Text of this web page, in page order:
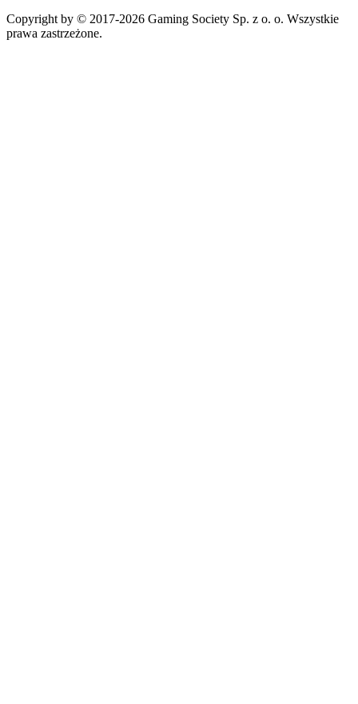
Copyright by © 2017-2026 Gaming Society Sp. z o. o. Wszystkie
prawa zastrzeżone.